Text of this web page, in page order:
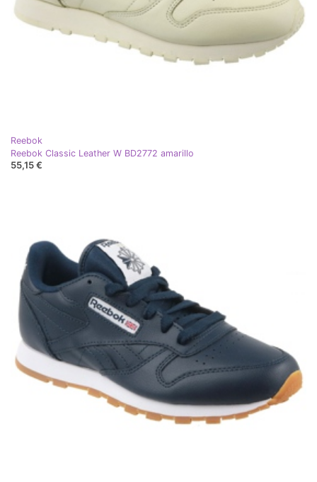
Reebok
Reebok Classic Leather W BD2772 amarillo
55,15 €